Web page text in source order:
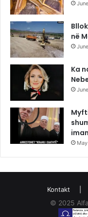
në
Ka
Kontakt
© 2025